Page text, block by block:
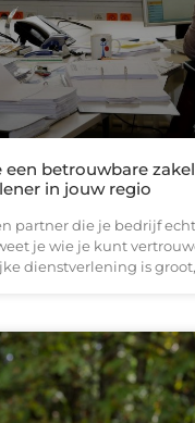
een betrouwbare
in jouw regio
partner die je bedrijf
je wie je kunt
dienstverlening is groot,